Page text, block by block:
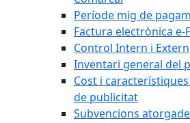
Període mig de
Factura electrònica e-
Control Intern i Extern
Inventari general del
Cost i
de publicitat
Subvencions